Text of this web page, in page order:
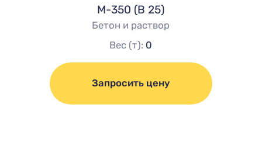
М-350 (В 25)
Бетон и раствор
Вес (т): 0
Запросить цену